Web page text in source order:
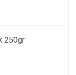
250gr